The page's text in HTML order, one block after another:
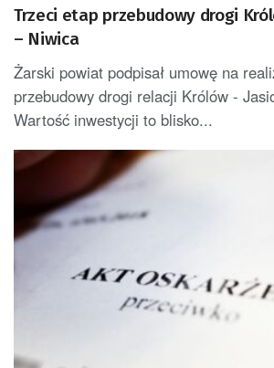
Trzeci etap przebudowy drogi
– Niwica
Żarski powiat podpisał umowę na
przebudowy drogi relacji Królów -
Wartość inwestycji to blisko...